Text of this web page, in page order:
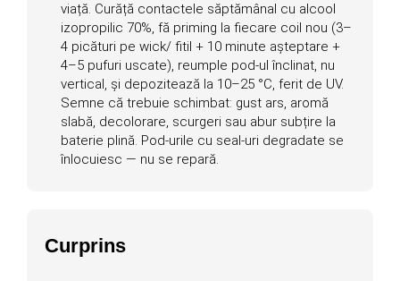
viață. Curăță contactele săptămânal cu alcool
izopropilic 70%, fă priming la fiecare coil nou (3–
4 picături pe wick/ fitil + 10 minute așteptare +
4–5 pufuri uscate), reumple pod-ul înclinat, nu
vertical, și depozitează la 10–25 °C, ferit de UV.
Semne că trebuie schimbat: gust ars, aromă
slabă, decolorare, scurgeri sau abur subțire la
baterie plină. Pod-urile cu seal-uri degradate se
înlocuiesc — nu se repară.
Curprins